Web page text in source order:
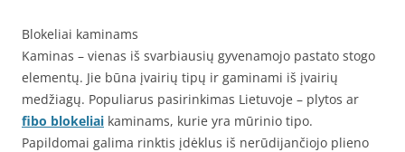
Blokeliai kaminams
Kaminas – vienas iš svarbiausių gyvenamojo pastato stogo
elementų. Jie būna įvairių tipų ir gaminami iš įvairių
medžiagų. Populiarus pasirinkimas Lietuvoje – plytos ar
fibo blokeliai kaminams, kurie yra mūrinio tipo.
Papildomai galima rinktis įdėklus iš nerūdijančiojo plieno